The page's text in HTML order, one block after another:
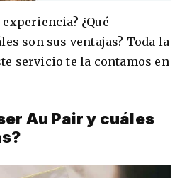
Auckland
¿Qué
son sus ventajas? Toda la
servicio te la contamos en
Au Pair y cuáles